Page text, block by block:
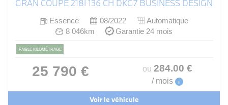
GRAN COUPE 218I 136 CH DKG7 BUSINESS DESIGN
Essence 08/2022
Automatique
8 046km
Garantie 24 mois
FAIBLE KILOMÉTRAGE
25 790 € ou 284.00 €
/ mois i
Voir le véhicule